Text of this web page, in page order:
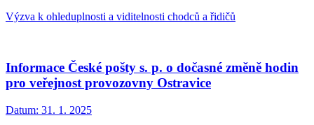
Výzva k ohleduplnosti a viditelnosti chodců a řidičů
Informace České pošty s. p. o dočasné změně hodin
pro veřejnost provozovny Ostravice
Datum: 31. 1. 2025